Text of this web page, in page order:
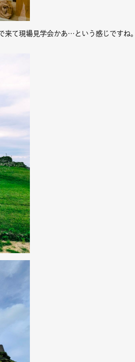
来て現場見学会かあ…という感じですね。